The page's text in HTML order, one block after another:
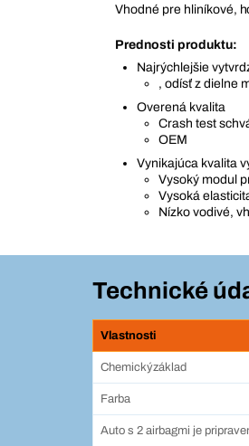
Vhodné pre hliníkové,
Prednosti produktu:
Najrýchlejšie
, odísť z dielne
Overená kvalita
Crash test
OEM
Vynikajúca kvalita
Vysoký modul
Vysoká
Nízko vodivé,
Technické
Vlastnosti
Chemickýzáklad
Farba
Auto s 2 airbagmi je